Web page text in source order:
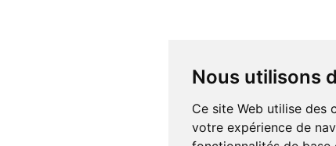
Nous utilisons
Ce site Web utilise des
votre expérience de